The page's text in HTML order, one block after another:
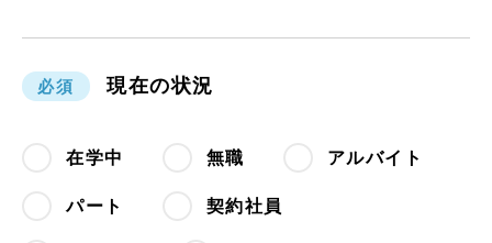
必須 現在の状況
在学中 無職 アルバイト
パート 契約社員